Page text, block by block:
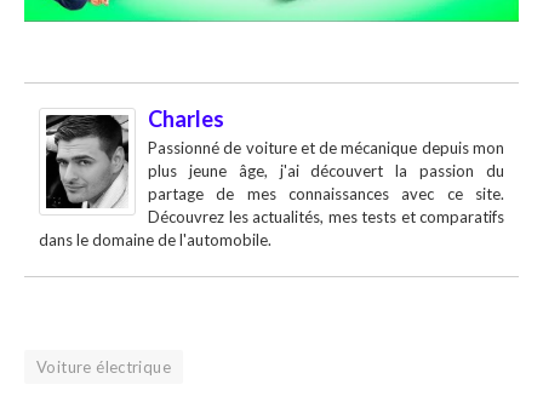
Charles
Passionné de voiture et de mécanique depuis mon
plus jeune âge, j'ai découvert la passion du
partage de mes connaissances avec ce site.
Découvrez les actualités, mes tests et comparatifs
dans le domaine de l'automobile.
Voiture électrique